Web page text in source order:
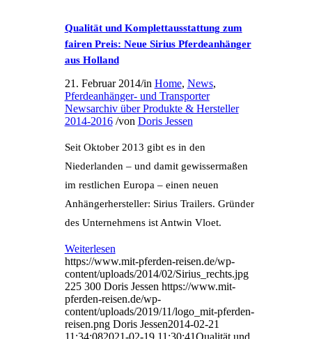
Qualität und Komplettausstattung zum
fairen Preis: Neue Sirius Pferdeanhänger
aus Holland
21. Februar 2014/in Home, News,
Pferdeanhänger- und Transporter
Newsarchiv über Produkte & Hersteller
2014-2016 /von Doris Jessen
Seit Oktober 2013 gibt es in den
Niederlanden – und damit gewissermaßen
im restlichen Europa – einen neuen
Anhängerhersteller: Sirius Trailers. Gründer
des Unternehmens ist Antwin Vloet.
Weiterlesen
https://www.mit-pferden-reisen.de/wp-
content/uploads/2014/02/Sirius_rechts.jpg
225 300 Doris Jessen https://www.mit-
pferden-reisen.de/wp-
content/uploads/2019/11/logo_mit-pferden-
reisen.png Doris Jessen2014-02-21
11:34:082021-02-19 11:30:41Qualität und